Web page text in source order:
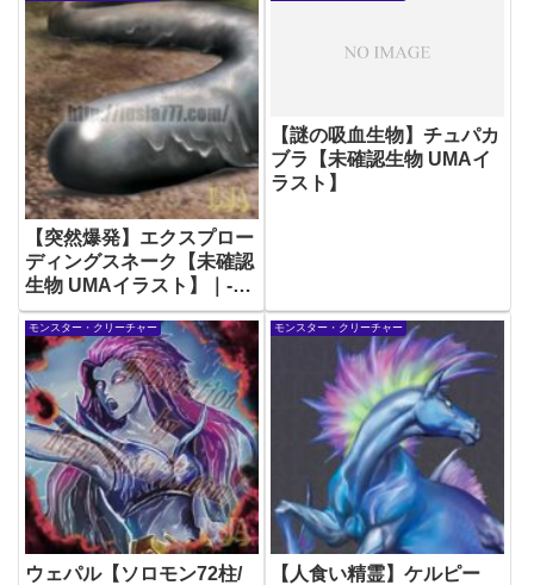
【突然爆発】エクスプロー
ディングスネーク【未確認
生物 UMAイラスト】｜-
Cryptid-illustration
【謎の吸血生物】チュパカ
ブラ【未確認生物 UMAイ
ラスト】
モンスター・クリーチャー
ウェパル【ソロモン72柱/
モンスター・クリーチャー
【人食い精霊】ケルピー